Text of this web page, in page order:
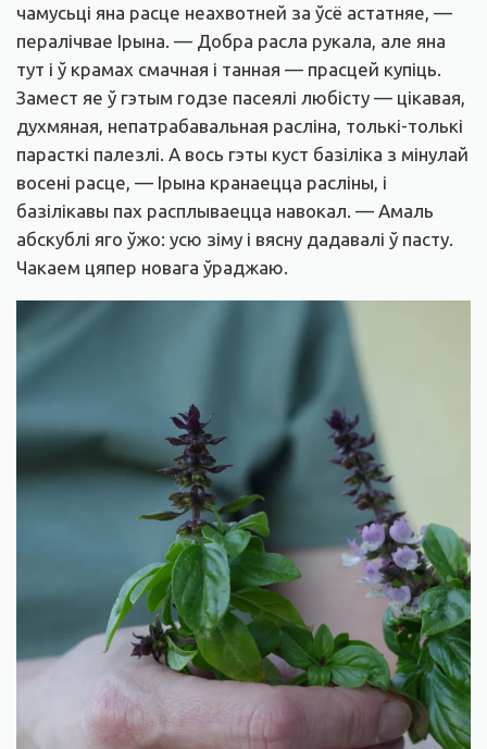
чамусьці яна расце неахвотней за ўсё астатняе, —
пералічвае Ірына. — Добра расла рукала, але яна
тут і ў крамах смачная і танная — прасцей купіць.
Замест яе ў гэтым годзе пасеялі любісту — цікавая,
духмяная, непатрабавальная расліна, толькі-толькі
парасткі палезлі. А вось гэты куст базіліка з мінулай
восені расце, — Ірына кранаецца расліны, і
базілікавы пах расплываецца навокал. — Амаль
абскублі яго ўжо: усю зіму і вясну дадавалі ў пасту.
Чакаем цяпер новага ўраджаю.